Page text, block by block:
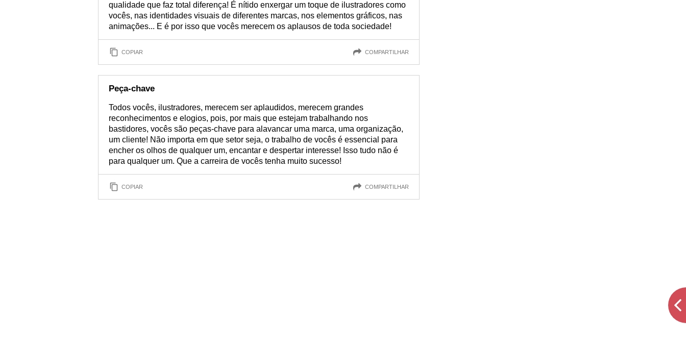
qualidade que faz total diferença! É nítido enxergar um toque de ilustradores como
vocês, nas identidades visuais de diferentes marcas, nos elementos gráficos, nas
animações... E é por isso que vocês merecem os aplausos de toda sociedade!
COPIAR COMPARTILHAR
Peça-chave
Todos vocês, ilustradores, merecem ser aplaudidos, merecem grandes
reconhecimentos e elogios, pois, por mais que estejam trabalhando nos
bastidores, vocês são peças-chave para alavancar uma marca, uma organização,
um cliente! Não importa em que setor seja, o trabalho de vocês é essencial para
encher os olhos de qualquer um, encantar e despertar interesse! Isso tudo não é
para qualquer um. Que a carreira de vocês tenha muito sucesso!
COPIAR COMPARTILHAR